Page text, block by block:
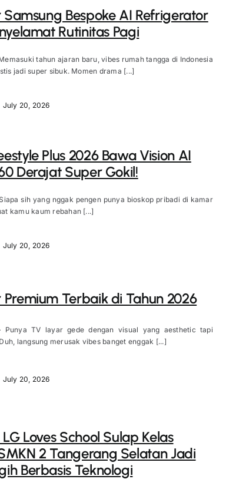
Samsung Bespoke AI Refrigerator
Rutinitas Pagi
tahun ajaran baru, vibes rumah tangga di Indonesia
jadi super sibuk. Momen drama [...]
July 20, 2026
Plus 2026 Bawa Vision AI
Derajat Super Gokil!
sih yang nggak pengen punya bioskop pribadi di kamar
kamu kaum rebahan [...]
July 20, 2026
Premium Terbaik di Tahun 2026
Punya TV layar gede dengan visual yang aesthetic tapi
langsung merusak vibes banget enggak [...]
July 20, 2026
Loves School Sulap Kelas
2 Tangerang Selatan Jadi
Berbasis Teknologi